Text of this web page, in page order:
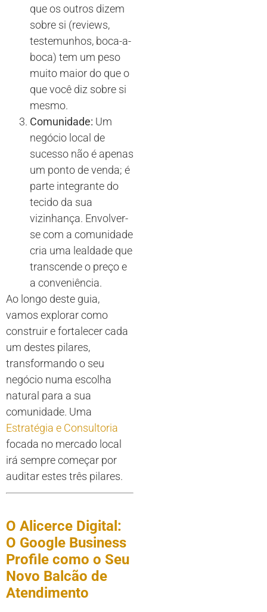
que os outros dizem
sobre si (reviews,
testemunhos, boca-a-
boca) tem um peso
muito maior do que o
que você diz sobre si
mesmo.
Comunidade: Um
negócio local de
sucesso não é apenas
um ponto de venda; é
parte integrante do
tecido da sua
vizinhança. Envolver-
se com a comunidade
cria uma lealdade que
transcende o preço e
a conveniência.
Ao longo deste guia,
vamos explorar como
construir e fortalecer cada
um destes pilares,
transformando o seu
negócio numa escolha
natural para a sua
comunidade. Uma
Estratégia e Consultoria
focada no mercado local
irá sempre começar por
auditar estes três pilares.
O Alicerce Digital:
O Google Business
Profile como o Seu
Novo Balcão de
Atendimento